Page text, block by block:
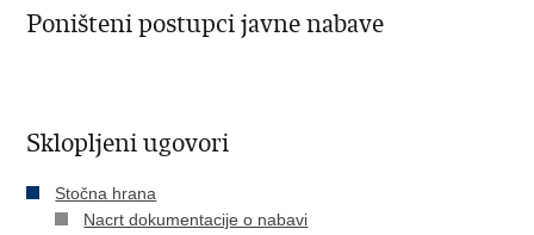
Poništeni postupci javne nabave
Sklopljeni ugovori
Stočna hrana
Nacrt dokumentacije o nabavi